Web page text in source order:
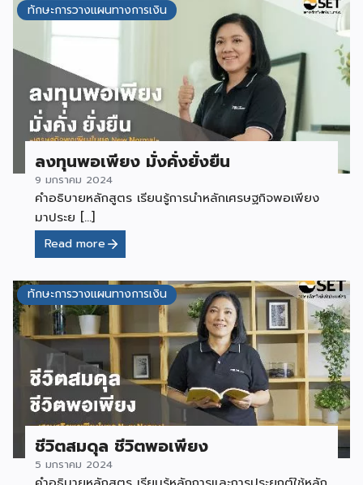
ทักษะการวางแผนทางการเงิน
ลงทุนพอเพียง มั่งคั่งยั่งยืน
9 มกราคม 2024
คำอธิบายหลักสูตร เรียนรู้การนำหลักเศรษฐกิจพอเพียง
มาประย […]
Read more
ทักษะการวางแผนทางการเงิน
ชีวิตสมดุล ชีวิตพอเพียง
5 มกราคม 2024